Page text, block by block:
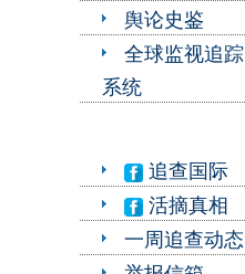
舆论史鉴
全球监视追踪
系统
追查国际
活摘真相
一周追查动态